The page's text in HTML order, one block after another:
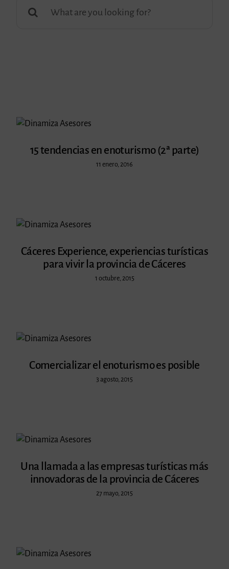
15 tendencias en enoturismo (2ª parte)
11 enero, 2016
Cáceres Experience, experiencias turísticas
para vivir la provincia de Cáceres
1 octubre, 2015
Comercializar el enoturismo es posible
3 agosto, 2015
Una llamada a las empresas turísticas más
innovadoras de la provincia de Cáceres
27 mayo, 2015